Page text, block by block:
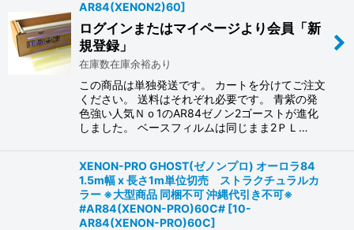
AR84(XENON2)60]
ログインまたはマイページより会員「新
規登録」
在庫数在庫余裕あり
この商品は単独発送です。 カートを分けてご注文
ください。 送料はそれぞれ必要です。 青紫の発
色強い人気Ｎｏ1のAR84ゼノン2ゴーストが進化
しました。 ベースフィルムは同じまま2ＰＬ…
XENON-PRO GHOST(ゼノンプロ) オーロラ84
1.5m幅 x 長さ1m単位切売 ストラクチュラルカ
ラー ※大型商品 同梱不可 沖縄代引き不可※
#AR84(XENON-PRO)60C# [10-
AR84(XENON-PRO)60C]